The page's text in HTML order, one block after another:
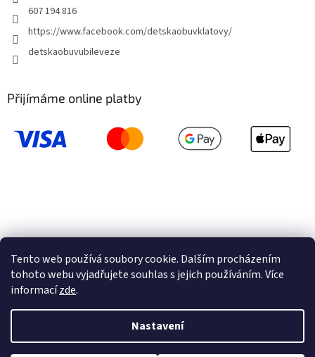
Tento web používá soubory cookie. Dalším procházením
tohoto webu vyjadřujete souhlas s jejich používáním. Více
informacízde.
Nastavení
607 194 816
https://www.facebook.com/detskaobuvklatovy/
detskaobuvubileveze
Přijímáme online platby